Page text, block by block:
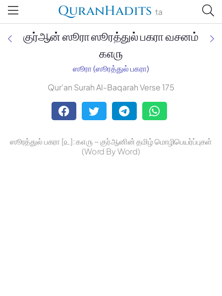
QuranHadits ta
Jan Trust Foundation
Mufti Omar Sheriff Qasimi,
குர்ஆன் ஸூரா ஸூரத்துல் பகரா வசனம்
௧௭௫
ஸூரா (ஸூரத்துல் பகரா)
Qur'an Surah Al-Baqarah Verse 175
ஸூரத்துல் பகரா [௨]: ௧௭௫ ~ குர்ஆனின் தமிழ் மொழிபெயர்ப்புகள்
(Word By Word)